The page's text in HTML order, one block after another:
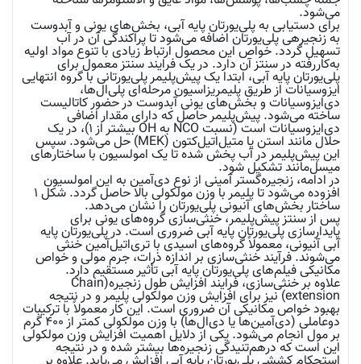
می‌شود.
برای دستیابی به پلی‌یورتان پایه آبی، بخش‌های یونی و آبدوست
به زنجیرهی پلی‌یورتان اضافه می‌شود تا پراکندگی آن در آب
تسهیل گردد. خواص این محصول ارتباط زیادی با تنوع مواد اولیه
به‌کاررفته در سنتز آن دارد. در یک فرایند سنتز معمول برای
پلی‌یورتان پایه آبی، ابتدا یک پیش‌پلیمر پلی‌یورتانی با گروه انتهایی
ایزوسیانات از طریق پلیمریزاسیون مرحله‌ای پلی‌ال‌ها،
دی‌ایزوسیانات و بخش‌های یونی آبدوست در حضور کاتالیست
ساخته می‌شود. پیش‌پلیمر حاصل که دارای مقدار اضافی
دی‌ایزوسیانات است (نسبت NCO به OH بیشتر از ۱)، در یک
حلال مانند استن یا متیل‌اتیل‌کتون (MEK) حل می‌شود. سپس
این پیش‌پلیمر در آب پخش شده تا یک امولسیون با ساختارهای
میسل‌مانند تشکیل شود.
در ادامه، زنجیره‌گستر آمینی از نوع دی‌آمین به این امولسیون
افزوده می‌شود تا پلیمر با وزن مولکولی بالا حاصل گردد. شکل ۱
ساختار بخش‌های آنیونی پلی‌یورتان را نشان می‌دهد.
پس از سنتز پیش‌پلیمر، خنثی‌سازی گروه‌های یونی برای
پایدارسازی پلی‌یورتان پایه آبی ضروری است. در پلی‌یورتان پایه
آبی آنیونی، معمولاً گروه‌های اسیدی با تری‌اتیل‌آمین خنثی
می‌شوند. فرآیند خنثی‌سازی بر اندازه ذرات، جرم مولی و خواص
مکانیکی فیلم‌های پلی‌یورتان پایه آبی تأثیر مستقیم دارد.
علاوه بر خنثی‌سازی، فرایند افزایش طول زنجیره(Chain
extension) نیز برای افزایش وزن مولکولی پلیمر و در نتیجه
بهبود خواص مکانیکی آن ضروری است. این کار معمولاً با ترکیبات
دو‌عاملی (دی‌آمین‌ها یا دی‌ال‌ها) با وزن مولکولی کمتر از ۴۰۰ گرم
بر مول انجام می‌شود. یکی از دلایل اهمیت افزایش وزن مولکولی
این است که درهم‌تنیدگی زنجیره‌ها بیشتر شده و در نتیجه